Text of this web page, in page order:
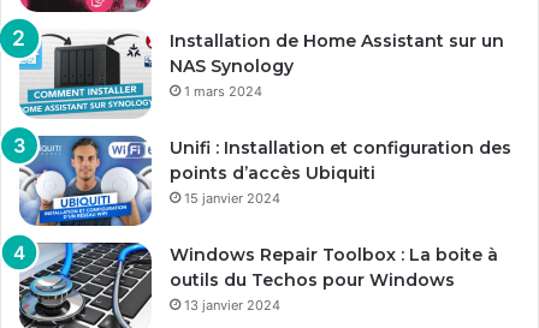
Installation de Home Assistant sur un
NAS Synology
1 mars 2024
Unifi : Installation et configuration des
points d’accès Ubiquiti
15 janvier 2024
Windows Repair Toolbox : La boite à
outils du Techos pour Windows
13 janvier 2024